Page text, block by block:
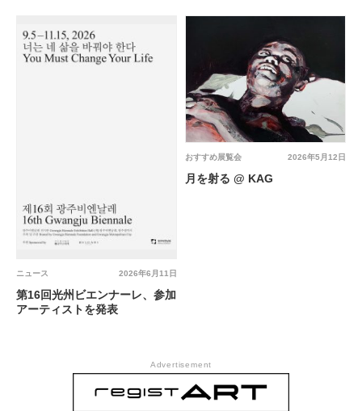
2026年6月11日
ニュース
第16回光州ビエンナーレ、参加
アーティストを発表
2026年5月12日
おすすめ展覧会
月を射る @ KAG
Advertisement